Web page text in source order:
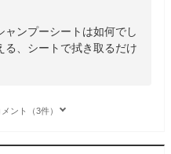
ャンプーシートは如何でし
る、シートで拭き取るだけ
ント（3件）